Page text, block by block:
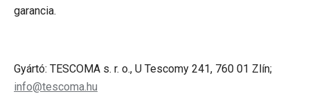
garancia.
Gyártó: TESCOMA s. r. o., U Tescomy 241, 760 01 Zlín;
info@tescoma.hu